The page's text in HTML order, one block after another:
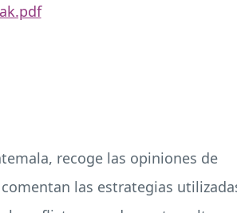
recoge las opiniones de
las estrategias